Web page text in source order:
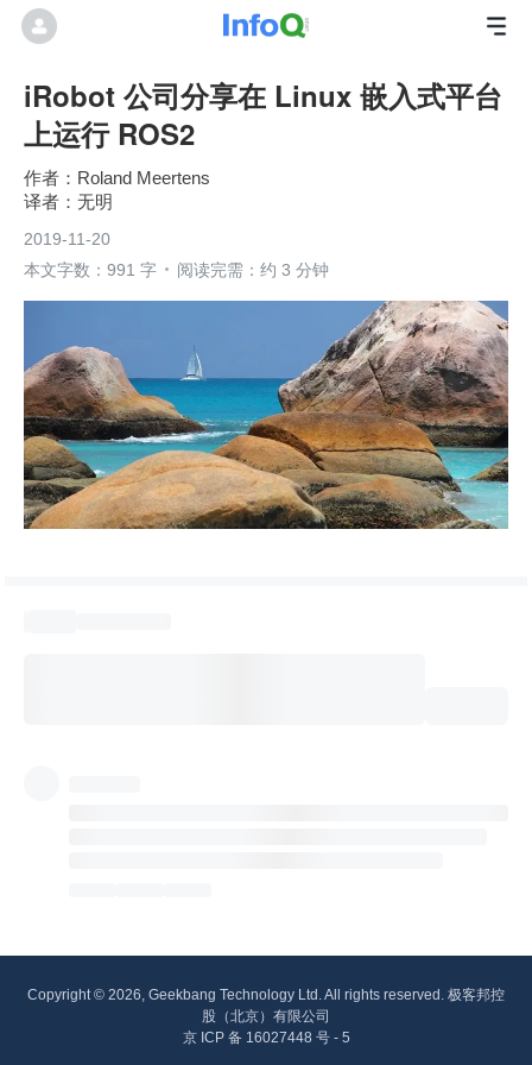
iRobot 公司分享在 Linux 嵌入式平台
上运行 ROS2
Roland Meertens
无明
2019-11-20
本文字数：991 字
阅读完需：约 3 分钟
Copyright © 2026, Geekbang Technology Ltd. All rights reserved. 极客邦控
股（北京）有限公司
京 ICP 备 16027448 号 - 5